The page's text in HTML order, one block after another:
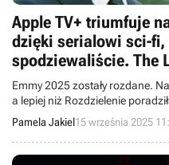
Apple TV+ triumfuje
dzięki serialowi sci-fi,
spodziewaliście. The
przegranym niż
Emmy 2025 zostały rozdane.
a lepiej niż Rozdzielenie
Apple TV+.
Pamela Jakiel15 września 2025